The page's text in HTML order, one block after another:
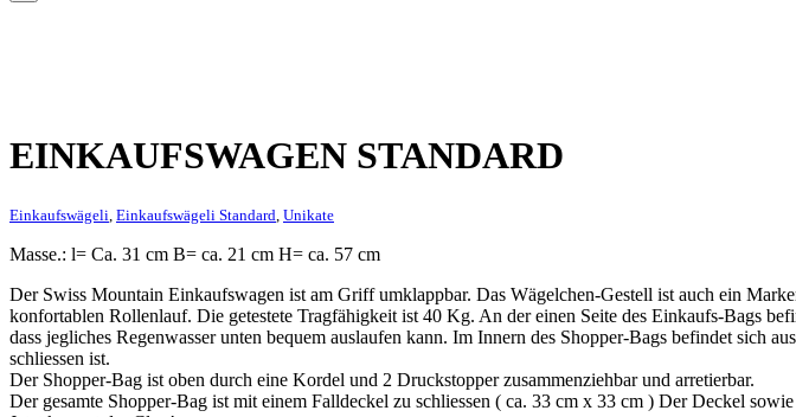
EINKAUFSWAGEN STANDARD
Einkaufswägeli Einkaufswägeli Standard Unikate
Masse.: l= Ca. 31 cm B= ca. 21 cm H= ca. 57 cm
Der Swiss Mountain Einkaufswagen ist am Griff umklappbar. Das Wägelchen-Gestell ist auch ein
konfortablen Rollenlauf. Die getestete Tragfähigkeit ist 40 Kg. An der einen Seite des Einkaufs-Bags
dass jegliches Regenwasser unten bequem auslaufen kann. Im Innern des Shopper-Bags befindet sich
schliessen ist.
Der Shopper-Bag ist oben durch eine Kordel und 2 Druckstopper zusammenziehbar und arretierbar.
Der gesamte Shopper-Bag ist mit einem Falldeckel zu schliessen ( ca. 33 cm x 33 cm ) Der Deckel